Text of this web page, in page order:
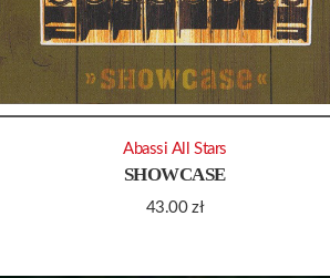
SHOWCASE
43.00zł
Abassi All Stars